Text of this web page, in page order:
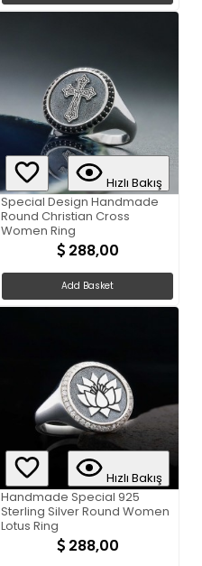
Hızlı Bakış
Special Design Handmade
Round Christian Cross
Women Ring
288,00
Add Basket
Hızlı Bakış
Handmade Special 925
Sterling Silver Round Women
Lotus Ring
288,00